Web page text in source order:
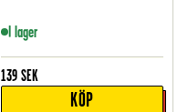
I lager
139 SEK
KÖP